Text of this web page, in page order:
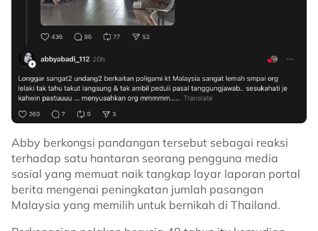
Abby berkongsi pandangan tersebut sebagai reaksi
terhadap satu hantaran seorang pengguna media
sosial yang memuat naik tangkap layar laporan portal
berita mengenai peningkatan jumlah pasangan
Malaysia yang memilih untuk bernikah di Thailand.